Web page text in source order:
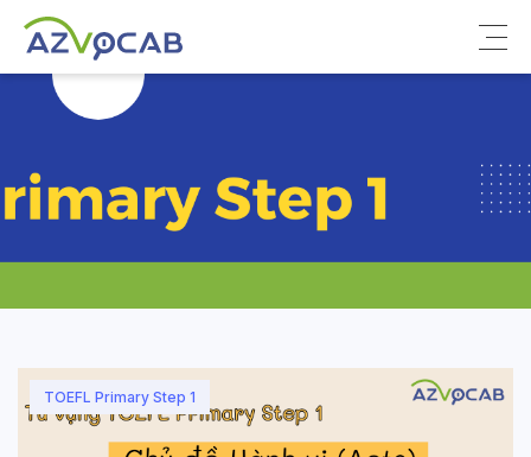
Về azVocab
Từ vựng ôn thi
Tiếng Anh phổ thông
TOEFL Primary Step 1